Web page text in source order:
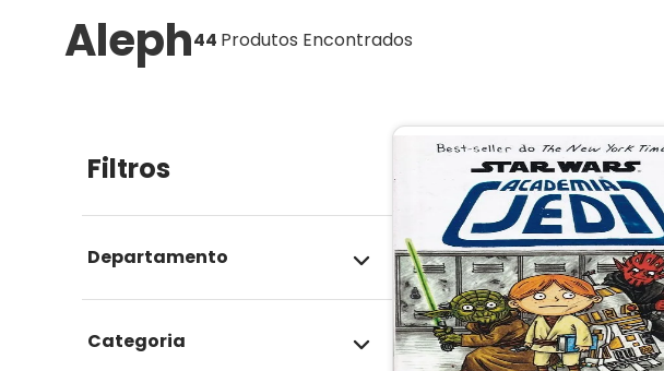
Aleph44 Produtos Encontrados
Filtros
departamento
Infanto-Juvenis
categoria